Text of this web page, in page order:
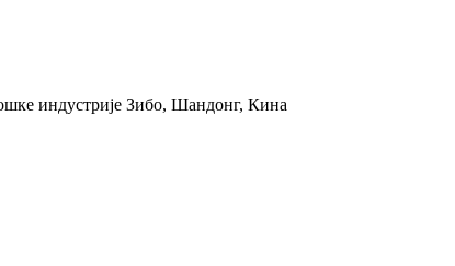
индустрије Зибо, Шандонг, Кина